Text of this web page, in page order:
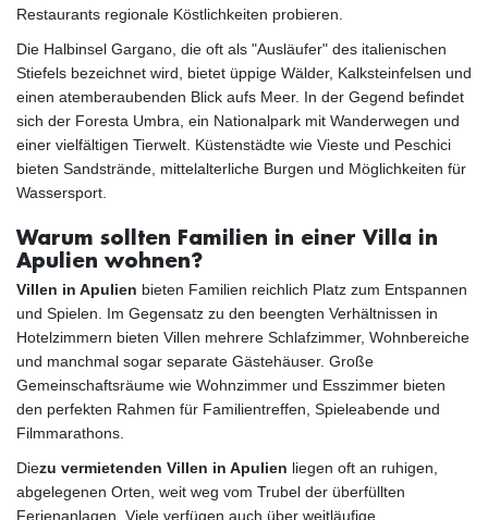
Restaurants regionale Köstlichkeiten probieren.
Die Halbinsel Gargano, die oft als "Ausläufer" des italienischen
Stiefels bezeichnet wird, bietet üppige Wälder, Kalksteinfelsen und
einen atemberaubenden Blick aufs Meer. In der Gegend befindet
sich der Foresta Umbra, ein Nationalpark mit Wanderwegen und
einer vielfältigen Tierwelt. Küstenstädte wie Vieste und Peschici
bieten Sandstrände, mittelalterliche Burgen und Möglichkeiten für
Wassersport.
Warum sollten Familien in einer Villa in
Apulien wohnen?
Villen in Apulien bieten Familien reichlich Platz zum Entspannen
und Spielen. Im Gegensatz zu den beengten Verhältnissen in
Hotelzimmern bieten Villen mehrere Schlafzimmer, Wohnbereiche
und manchmal sogar separate Gästehäuser. Große
Gemeinschaftsräume wie Wohnzimmer und Esszimmer bieten
den perfekten Rahmen für Familientreffen, Spieleabende und
Filmmarathons.
Diezu vermietenden Villen in Apulien liegen oft an ruhigen,
abgelegenen Orten, weit weg vom Trubel der überfüllten
Ferienanlagen. Viele verfügen auch über weitläufige